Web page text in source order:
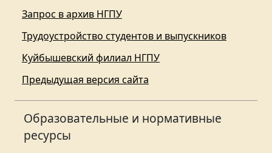
Запрос в архив НГПУ
Трудоустройство студентов и выпускников
Куйбышевский филиал НГПУ
Предыдущая версия сайта
Образовательные и нормативные
ресурсы